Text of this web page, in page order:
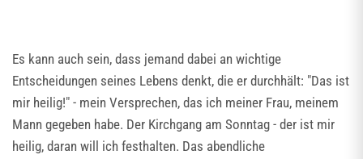
Es kann auch sein, dass jemand dabei an wichtige
Entscheidungen seines Lebens denkt, die er durchhält: "Das ist
mir heilig!" - mein Versprechen, das ich meiner Frau, meinem
Mann gegeben habe. Der Kirchgang am Sonntag - der ist mir
heilig, daran will ich festhalten. Das abendliche